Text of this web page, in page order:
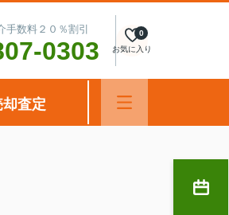
手数料２０％割引
0303 お気に入り
0
却査定